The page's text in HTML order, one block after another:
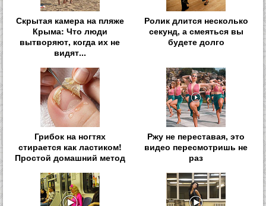
Скрытая камера на пляже
Крыма: Что люди
вытворяют, когда их не
видят...
Ролик длится несколько
секунд, а смеяться вы
будете долго
Грибок на ногтях
стирается как ластиком!
Простой домашний метод
Ржу не переставая, это
видео пересмотришь не
раз